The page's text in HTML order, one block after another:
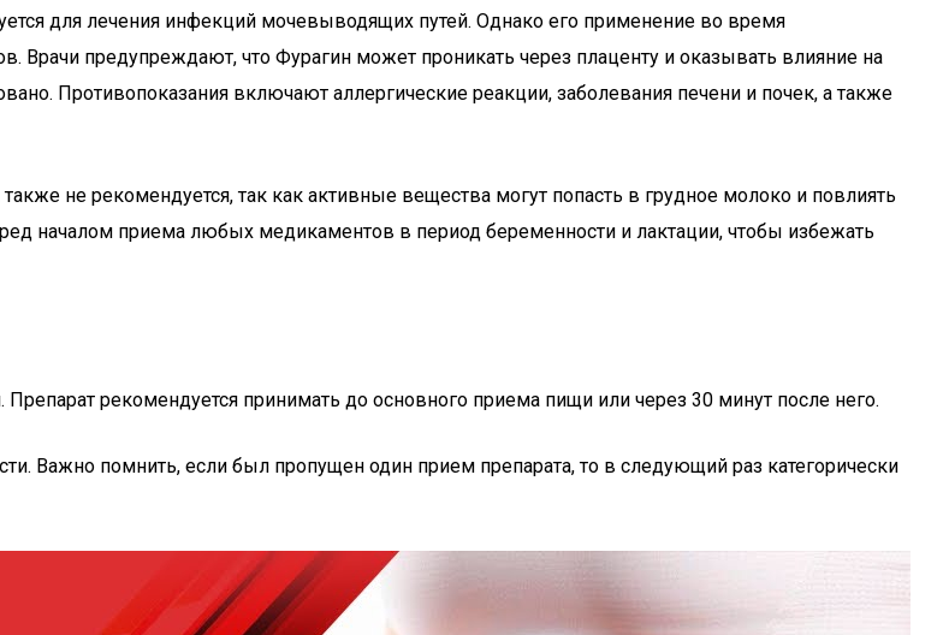
для лечения инфекций мочевыводящих путей. Однако его применение во время
Врачи предупреждают, что Фурагин может проникать через плаценту и оказывать влияние на
Противопоказания включают аллергические реакции, заболевания печени и почек, а также
не рекомендуется, так как активные вещества могут попасть в грудное молоко и повлиять
началом приема любых медикаментов в период беременности и лактации, чтобы избежать
рекомендуется принимать до основного приема пищи или через 30 минут после него.
Важно помнить, если был пропущен один прием препарата, то в следующий раз категорически